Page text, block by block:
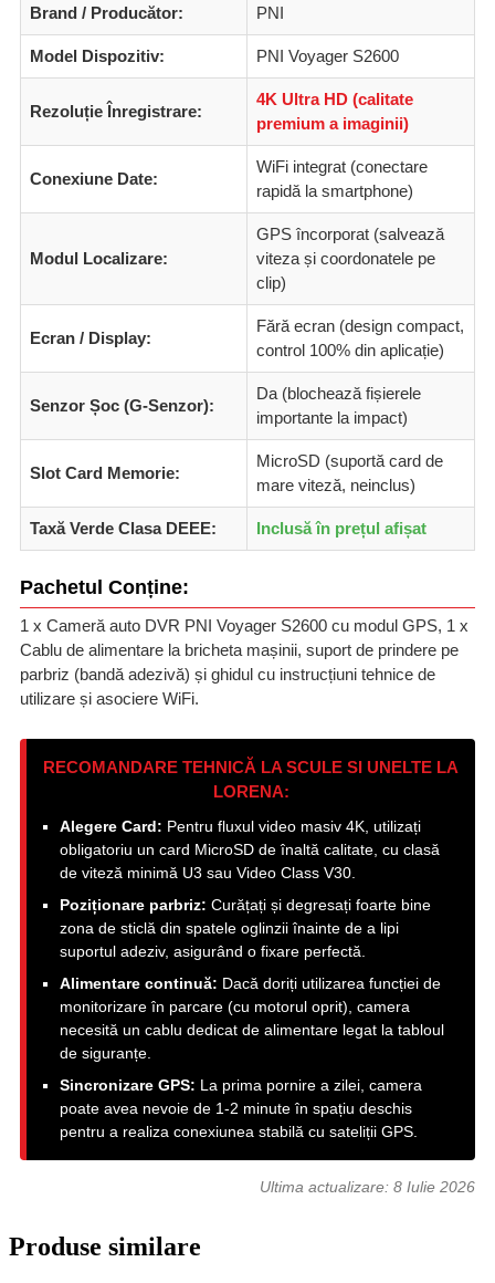
Brand / Producător: PNI
Model Dispozitiv: PNI Voyager S2600
Rezoluție Înregistrare:
4K Ultra HD (calitate
premium a imaginii)
Conexiune Date:
WiFi integrat (conectare
rapidă la smartphone)
Modul Localizare:
GPS încorporat (salvează
viteza și coordonatele pe
clip)
Ecran / Display:
Fără ecran (design compact,
control 100% din aplicație)
Senzor Șoc (G-Senzor):
Da (blochează fișierele
importante la impact)
Slot Card Memorie:
MicroSD (suportă card de
mare viteză, neinclus)
Taxă Verde Clasa DEEE: Inclusă în prețul afișat
Pachetul Conține:
1 x Cameră auto DVR PNI Voyager S2600 cu modul GPS, 1 x
Cablu de alimentare la bricheta mașinii, suport de prindere pe
parbriz (bandă adezivă) și ghidul cu instrucțiuni tehnice de
utilizare și asociere WiFi.
RECOMANDARE TEHNICĂ LA SCULE SI UNELTE LA
LORENA:
Alegere Card: Pentru fluxul video masiv 4K, utilizați
obligatoriu un card MicroSD de înaltă calitate, cu clasă
de viteză minimă U3 sau Video Class V30.
Poziționare parbriz: Curățați și degresați foarte bine
zona de sticlă din spatele oglinzii înainte de a lipi
suportul adeziv, asigurând o fixare perfectă.
Alimentare continuă: Dacă doriți utilizarea funcției de
monitorizare în parcare (cu motorul oprit), camera
necesită un cablu dedicat de alimentare legat la tabloul
de siguranțe.
Sincronizare GPS: La prima pornire a zilei, camera
poate avea nevoie de 1-2 minute în spațiu deschis
pentru a realiza conexiunea stabilă cu sateliții GPS.
Ultima actualizare: 8 Iulie 2026
Produse similare